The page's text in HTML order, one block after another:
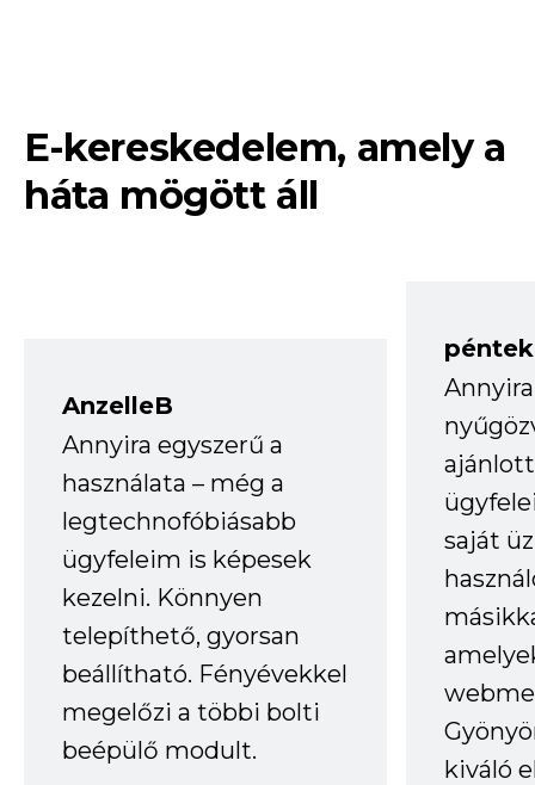
E-kereskedelem, amely a
háta mögött áll
AnzelleB
Annyira egyszerű a
használata – még a
legtechnofóbiásabb
ügyfeleim is képesek
kezelni. Könnyen
telepíthető, gyorsan
beállítható. Fényévekkel
megelőzi a többi bolti
beépülő modult.
saját
kiváló